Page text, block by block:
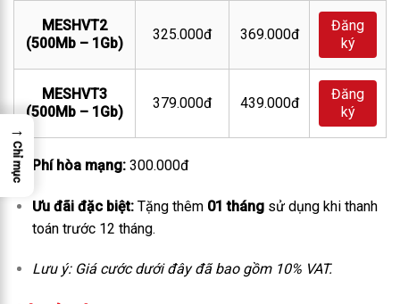
MESHVT2
(500Mb – 1Gb)
325.000đ 369.000đ
Đăng
ký
MESHVT3
(500Mb – 1Gb)
379.000đ 439.000đ
Đăng
ký
Phí hòa mạng:300.000đ
Ưu đãi đặc biệt:Tặng thêm 01 thángsử dụng khi thanh
toán trước 12 tháng.
Lưu ý: Giá cước dưới đây đã bao gồm 10% VAT.
→
Chỉ mục